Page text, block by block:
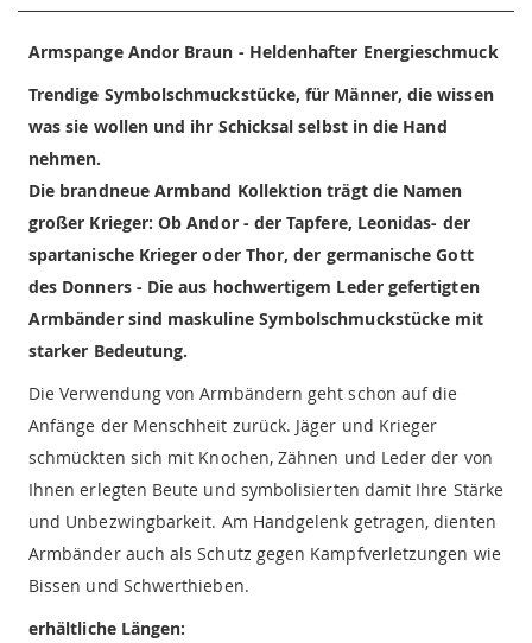
Armspange Andor Braun - Heldenhafter Energieschmuck
Trendige Symbolschmuckstücke, für Männer, die wissen
was sie wollen und ihr Schicksal selbst in die Hand
nehmen.
Die brandneue Armband Kollektion trägt die Namen
großer Krieger: Ob Andor - der Tapfere, Leonidas- der
spartanische Krieger oder Thor, der germanische Gott
des Donners - Die aus hochwertigem Leder gefertigten
Armbänder sind maskuline Symbolschmuckstücke mit
starker Bedeutung.
Die Verwendung von Armbändern geht schon auf die
Anfänge der Menschheit zurück. Jäger und Krieger
schmückten sich mit Knochen, Zähnen und Leder der von
Ihnen erlegten Beute und symbolisierten damit Ihre Stärke
und Unbezwingbarkeit. Am Handgelenk getragen, dienten
Armbänder auch als Schutz gegen Kampfverletzungen wie
Bissen und Schwerthieben.
erhältliche Längen: